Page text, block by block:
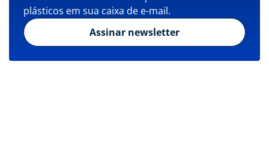
plásticos em sua caixa de e-mail.
Assinar newsletter